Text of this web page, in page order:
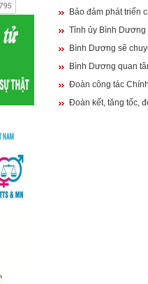
Bảo đảm phát triển
Tỉnh ủy Bình Dương
Bình Dương sẽ
Bình Dương quan
Đoàn công tác
Đoàn kết, tăng tốc,